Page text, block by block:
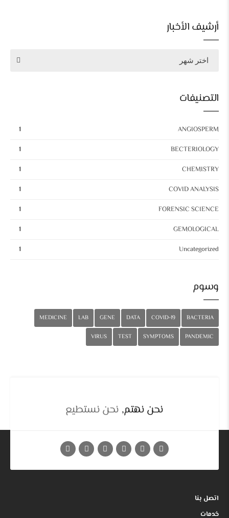
أرشيف الأخبار
اختر شهر
التصنيفات
ANGIOSPERM
1
BECTERIOLOGY
1
CHEMISTRY
1
COVID ANALYSIS
1
FORENSIC SCIENCE
1
GEMOLOGICAL
1
Uncategorized
1
وسوم
BACTERIA
COVID-19
DATA
GENE
LAB
MEDICINE
PANDEMIC
SYMPTOMS
TEST
VIRUS
نحن نهتم, نحن نستطيع
اتصل بنا
خدمات